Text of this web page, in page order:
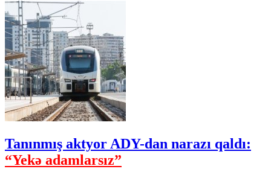
Tanınmış aktyor ADY-dan narazı qaldı:
“Yekə adamlarsız”